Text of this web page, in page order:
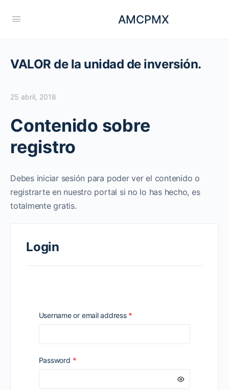
AMCPMX
VALOR de la unidad de inversión.
25 abril, 2018
Contenido sobre
registro
Debes iniciar sesión para poder ver el contenido o
registrarte en nuestro portal si no lo has hecho, es
totalmente gratis.
Login
Username or email address *
Password *Required